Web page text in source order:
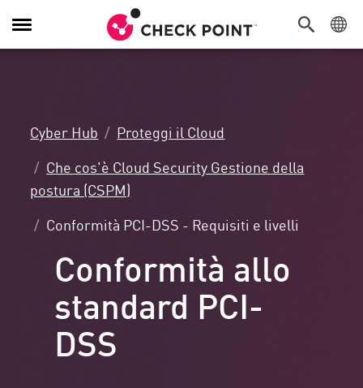
Attiva/Disattiva
navigazione
Cyber Hub
Proteggi il Cloud
Che cos'è Cloud Security Gestione della
postura (CSPM)
Conformità PCI-DSS - Requisiti e livelli
Conformità allo
standard PCI-
DSS